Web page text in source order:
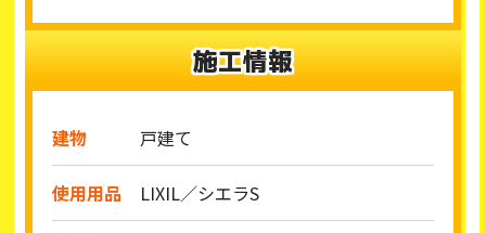
施工情報
建物 戸建て
使用用品 LIXIL／シエラS